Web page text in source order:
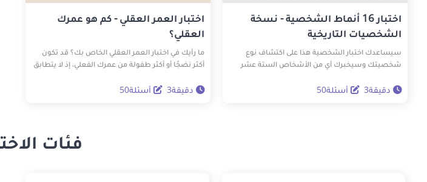
اختبار 16 أنماط الشخصية - نسخة
الشخصيات التاريخية
سيساعدك اختبار الشخصية هذا على اكتشاف نوع
شخصيتك وسيخبرك أي من الأشخاص الستة عشر
لديك نفس نوع الشخصية مثل إديسون وأينشتاين! قم
دقيقة3 أسئلة50
اختبار العمر العقلي - كم هو عمرك
العقلي؟
ما رأيك في اختبار العمر العقلي الخاص بك؟ قد تكون
أكثر نضجًا أو أكثر طفولة من عمرك الفعلي، إذ لا يتطابق
سؤالًا لاختبار العمر العقلي الخاص بك.
دقيقة3 أسئلة50
فئات